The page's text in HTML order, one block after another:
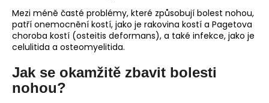
Mezi méně časté problémy, které způsobují bolest nohou,
patří onemocnění kostí, jako je rakovina kostí a Pagetova
choroba kostí (osteitis deformans), a také infekce, jako je
celulitida a osteomyelitida.
Jak se okamžitě zbavit bolesti
nohou?